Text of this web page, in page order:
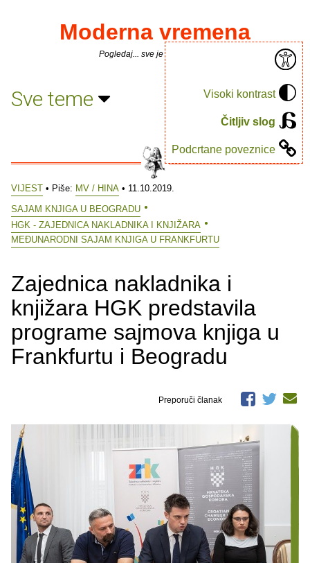
Visoki kontrast
Čitljiv slog
Podcrtane poveznice
Moderna vremena
Pogledaj... sve je puno knjiga.
Sve teme
VIJEST • Piše: MV / HINA • 11.10.2019.
SAJAM KNJIGA U BEOGRADU
HGK - ZAJEDNICA NAKLADNIKA I KNJIŽARA
MEĐUNARODNI SAJAM KNJIGA U FRANKFURTU
Zajednica nakladnika i
knjižara HGK predstavila
programe sajmova knjiga u
Frankfurtu i Beogradu
Preporuči članak